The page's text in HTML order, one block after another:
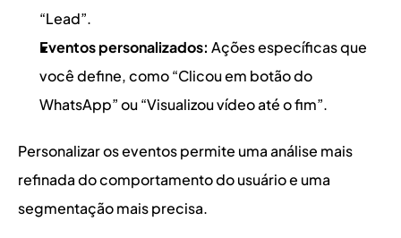
“Lead”.
Eventos personalizados: Ações específicas que
você define, como “Clicou em botão do
WhatsApp” ou “Visualizou vídeo até o fim”.
Personalizar os eventos permite uma análise mais
refinada do comportamento do usuário e uma
segmentação mais precisa.